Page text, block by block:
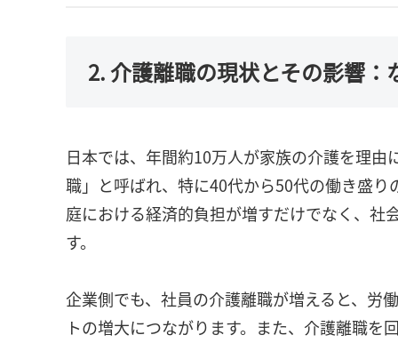
2. 介護離職の現状とその影響：
日本では、年間約10万人が家族の介護を理
職」と呼ばれ、特に40代から50代の働き盛
庭における経済的負担が増すだけでなく、社
す。
企業側でも、社員の介護離職が増えると、労
トの増大につながります。また、介護離職